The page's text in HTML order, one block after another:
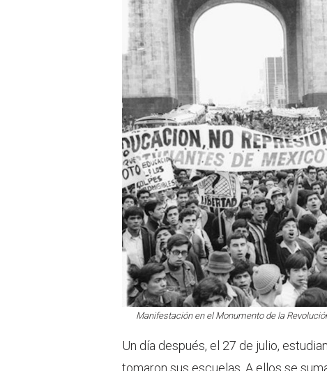
Manifestación en el Monumento de la
Un día después, el 27 de julio,
tomaron sus escuelas. A ellos se